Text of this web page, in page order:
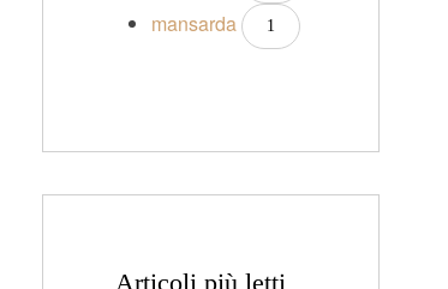
mansarda 1
Articoli più letti